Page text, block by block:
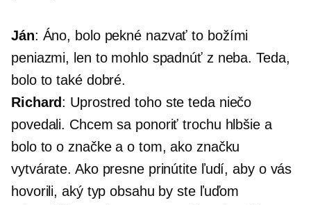
Ján: Áno, bolo pekné nazvať to božími
peniazmi, len to mohlo spadnúť z neba. Teda,
bolo to také dobré.
Richard: Uprostred toho ste teda niečo
povedali. Chcem sa ponoriť trochu hlbšie a
bolo to o značke a o tom, ako značku
vytvárate. Ako presne prinútite ľudí, aby o vás
hovorili, aký typ obsahu by ste ľuďom